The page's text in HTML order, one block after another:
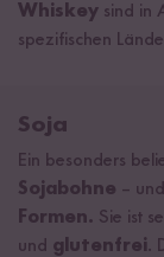
Whiskey sind in
spezifischen
Soja
Ein besonders
Sojabohne –
Formen. Sie ist
und glutenfrei.